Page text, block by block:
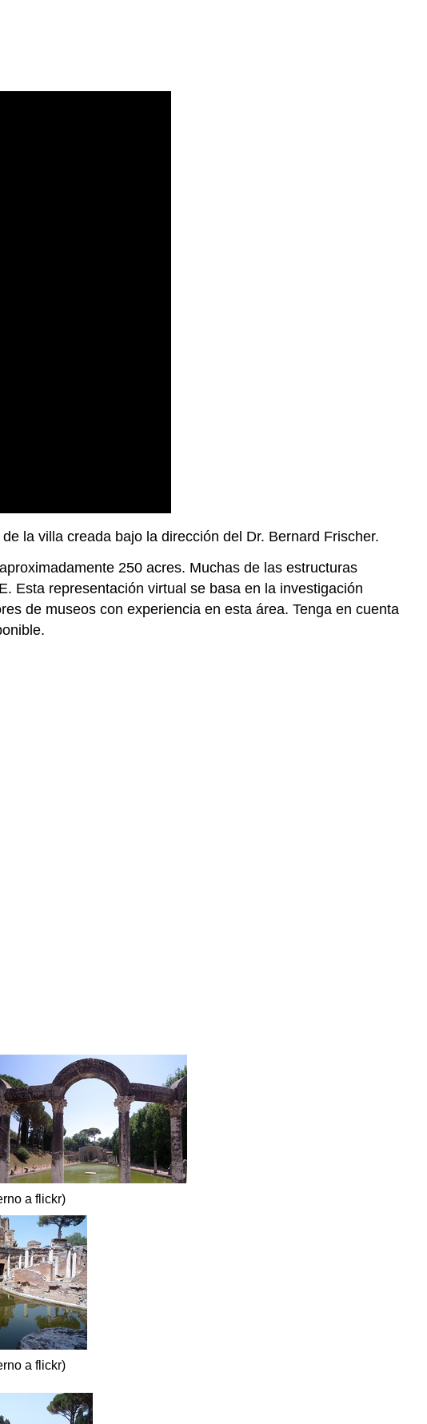
la villa creada bajo la dirección del Dr. Bernard Frischer.
250 acres. Muchas de las estructuras
Esta representación virtual se basa en la investigación
de museos con experiencia en esta área. Tenga en cuenta
a flickr)
a flickr)